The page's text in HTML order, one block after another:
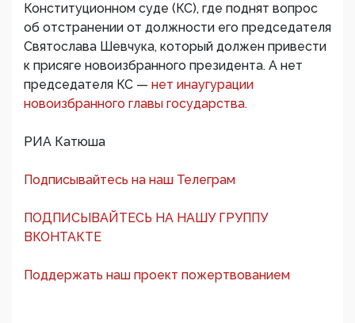
Конституционном суде (КС), где поднят вопрос
об отстранении от должности его председателя
Святослава Шевчука, который должен привести
к присяге новоизбранного президента. А нет
председателя КС — нет инаугурации
новоизбранного главы государства.
РИА Катюша
Подписывайтесь на наш Телеграм
ПОДПИСЫВАЙТЕСЬ НА НАШУ ГРУППУ
ВКОНТАКТЕ
Поддержать наш проект пожертвованием